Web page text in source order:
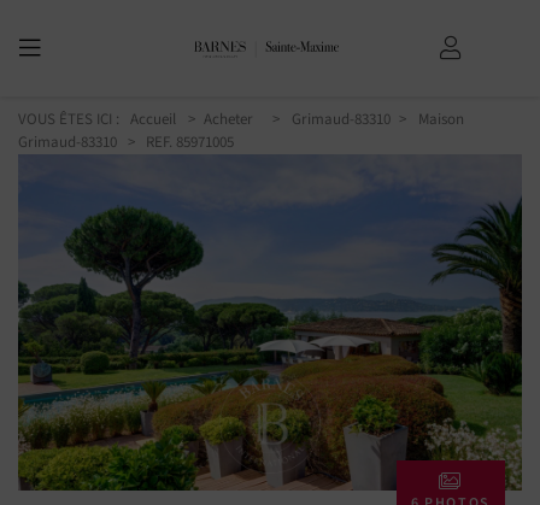
VOUS ÊTES ICI : Accueil Acheter Grimaud-83310
Maison
Grimaud-83310 > REF. 85971005